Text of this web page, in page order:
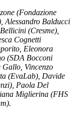
(Fondazione
Alessandro Balducci
(Cresme),
Cognetti
Eleonora
(SDA Bocconi
Vincenzo
(EvaLab), Davide
Paola Del
Miglierina (FHS